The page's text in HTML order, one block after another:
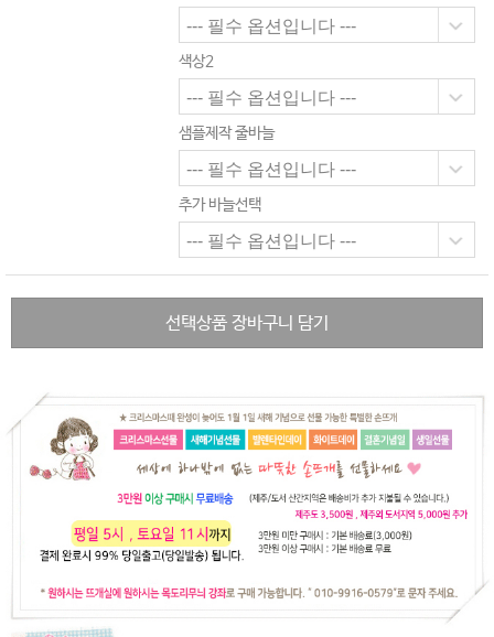
색상2
샘플제작 줄바늘
추가 바늘선택
선택상품 장바구니 담기